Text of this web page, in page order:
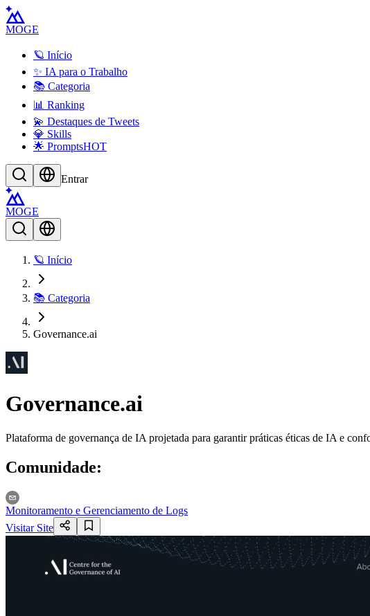
MOGE
🪐 Início
✨ IA para o Trabalho
📚 Categoria
📊 Ranking
💫 Destaques de Tweets
💎 Skills
🌟 PromptsHOT
Entrar
MOGE
🪐 Início
📚 Categoria
Governance.ai
Governance.ai
Plataforma de governança de IA projetada para garantir práticas éticas de IA e
Comunidade:
Monitoramento e Gerenciamento de Logs
Visitar Site